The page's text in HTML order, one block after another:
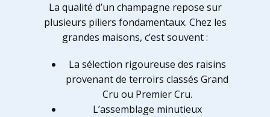
La qualité d’un champagne repose sur
plusieurs piliers fondamentaux. Chez les
grandes maisons, c’est souvent :
La sélection rigoureuse des raisins
provenant de terroirs classés Grand
Cru ou Premier Cru.
L’assemblage minutieux